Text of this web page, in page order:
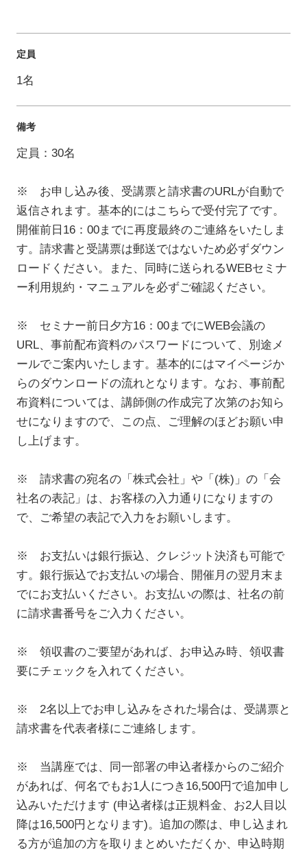
定員
1名
備考
定員：30名
※ お申し込み後、受講票と請求書のURLが自動で
返信されます。基本的にはこちらで受付完了です。
開催前日16：00までに再度最終のご連絡をいたしま
す。請求書と受講票は郵送ではないため必ずダウン
ロードください。また、同時に送られるWEBセミナ
ー利用規約・マニュアルを必ずご確認ください。
※ セミナー前日夕方16：00までにWEB会議の
URL、事前配布資料のパスワードについて、別途メ
ールでご案内いたします。基本的にはマイページか
らのダウンロードの流れとなります。なお、事前配
布資料については、講師側の作成完了次第のお知ら
せになりますので、この点、ご理解のほどお願い申
し上げます。
※ 請求書の宛名の「株式会社」や「(株)」の「会
社名の表記」は、お客様の入力通りになりますの
で、ご希望の表記で入力をお願いします。
※ お支払いは銀行振込、クレジット決済も可能で
す。銀行振込でお支払いの場合、開催月の翌月末ま
でにお支払いください。お支払いの際は、社名の前
に請求書番号をご入力ください。
※ 領収書のご要望があれば、お申込み時、領収書
要にチェックを入れてください。
※ 2名以上でお申し込みをされた場合は、受講票と
請求書を代表者様にご連絡します。
※ 当講座では、同一部署の申込者様からのご紹介
があれば、何名でもお1人につき16,500円で追加申し
込みいただけます (申込者様は正規料金、お2人目以
降は16,500円となります)。追加の際は、申し込まれ
る方が追加の方を取りまとめいただくか、申込時期